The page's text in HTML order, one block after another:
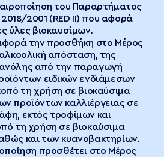
του Παραρτήματος
2001 (RED II) που αφορά
ύλες βιοκαυσίμων.
την προσθήκη στο Μέρος
απόσταση, της
από την παραγωγή
ειδικών ενδιάμεσων
τη χρήση σε βιοκαύσιμα
προϊόντων καλλιέργειας σε
εκτός τροφίμων και
τη χρήση σε βιοκαύσιμα
και των κυανοβακτηρίων.
προσθέτει στο Μέρος